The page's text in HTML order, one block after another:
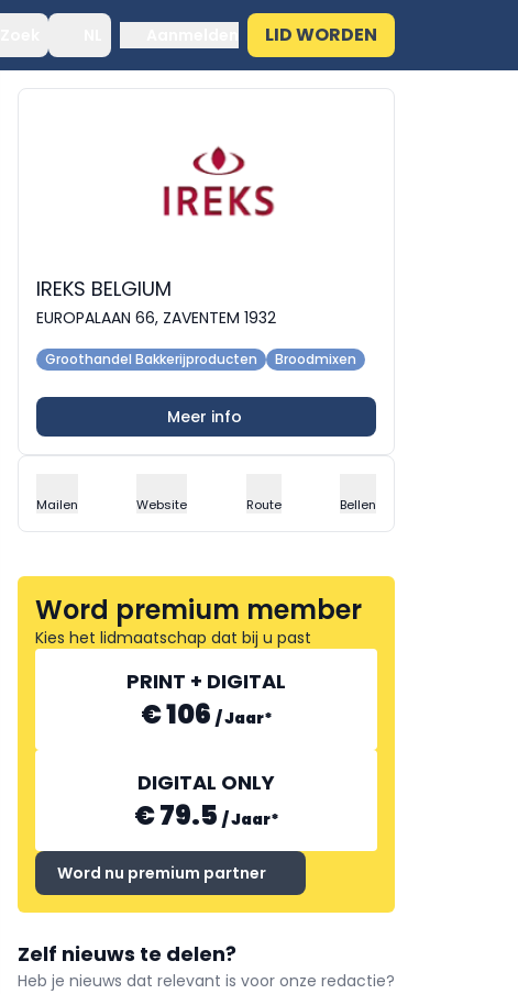
LID WORDEN
IREKS BELGIUM
EUROPALAAN 66, ZAVENTEM 1932
Groothandel Bakkerijproducten Broodmixen
Meer info
Mailen Website Route Bellen
Word premium member
Kies het lidmaatschap dat bij u past
PRINT + DIGITAL
€ 106 /Jaar*
DIGITAL ONLY
€ 79.5 /Jaar*
Word nu premium partner
Zelf nieuws te delen?
Heb je nieuws dat relevant is voor onze redactie?